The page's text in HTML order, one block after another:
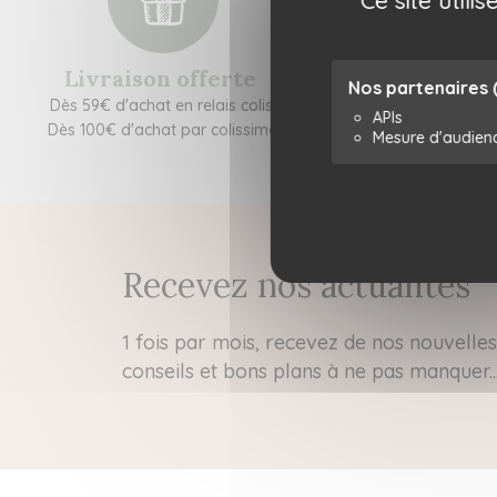
Nos partenaires
APIs
Mesure
Livraison offerte
Dès 59€ d'achat en relais colis
Dès 100€ d'achat par colissimo
Colis
recevons de nos
Recevez nos actualités
1 fois par mois, recevez de nos
conseils et bons plans à ne pas manquer...